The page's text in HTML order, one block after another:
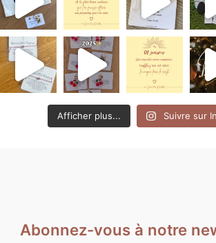
Afficher plus... Suivre sur
Abonnez-vous à notre